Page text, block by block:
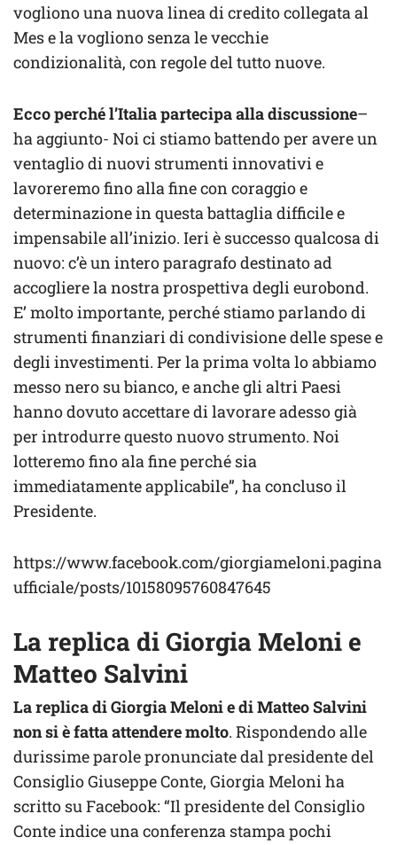
vogliono una nuova linea di credito collegata al
Mes e la vogliono senza le vecchie
condizionalità, con regole del tutto nuove.
Ecco perché l’Italia partecipa alla discussione–
ha aggiunto- Noi ci stiamo battendo per avere un
ventaglio di nuovi strumenti innovativi e
lavoreremo fino alla fine con coraggio e
determinazione in questa battaglia difficile e
impensabile all’inizio. Ieri è successo qualcosa di
nuovo: c’è un intero paragrafo destinato ad
accogliere la nostra prospettiva degli eurobond.
E’ molto importante, perché stiamo parlando di
strumenti finanziari di condivisione delle spese e
degli investimenti. Per la prima volta lo abbiamo
messo nero su bianco, e anche gli altri Paesi
hanno dovuto accettare di lavorare adesso già
per introdurre questo nuovo strumento. Noi
lotteremo fino ala fine perché sia
immediatamente applicabile”, ha concluso il
Presidente.
https://www.facebook.com/giorgiameloni.pagina
ufficiale/posts/10158095760847645
La replica di Giorgia Meloni e
Matteo Salvini
La replica di Giorgia Meloni e di Matteo Salvini
non si è fatta attendere molto. Rispondendo alle
durissime parole pronunciate dal presidente del
Consiglio Giuseppe Conte, Giorgia Meloni ha
scritto su Facebook: “Il presidente del Consiglio
Conte indice una conferenza stampa pochi